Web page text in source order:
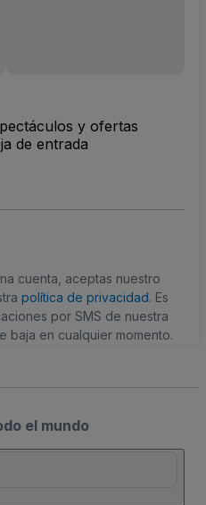
y ofertas
de entrada
cuenta, aceptas nuestro
política de privacidad. Es
por SMS de nuestra
baja en cualquier momento.
el mundo